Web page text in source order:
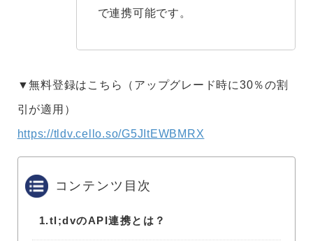
で連携可能です。
▼無料登録はこちら（アップグレード時に30％の割
引が適用）
https://tldv.cello.so/G5JItEWBMRX
コンテンツ目次
1.tl;dvのAPI連携とは？